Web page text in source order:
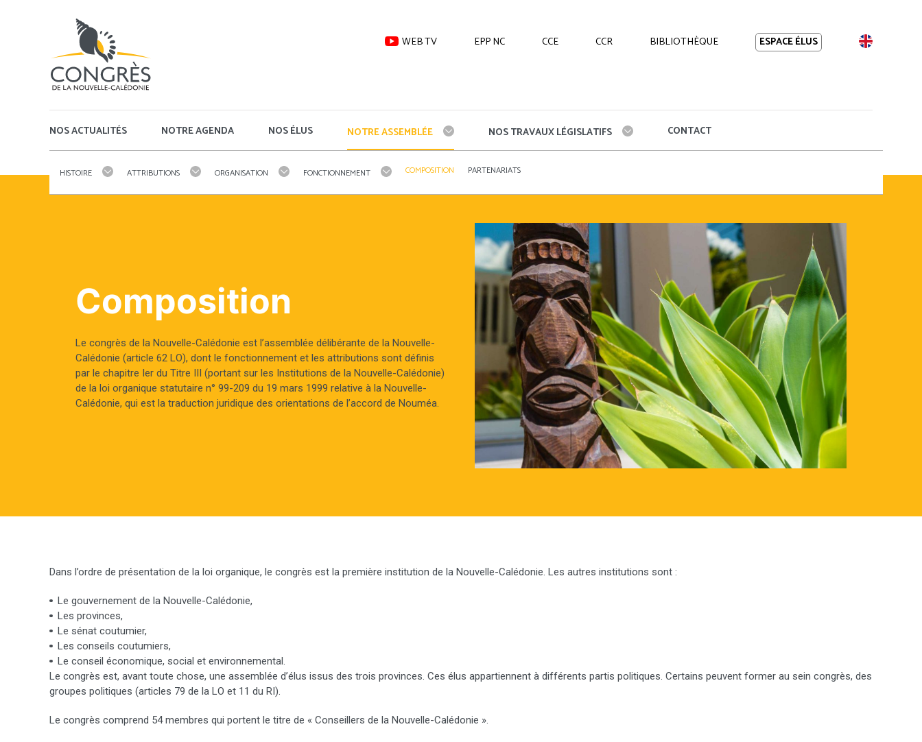
WEB TV EPP NC CCE CCR BIBLIOTHÈQUE ESPACE ÉLUS EN
NOS ACTUALITÉS NOTRE AGENDA NOS ÉLUS NOTRE ASSEMBLÉE
HISTOIRE ATTRIBUTIONS ORGANISATION FONCTIONNEMENT COMPOSITION PARTENARIATS
NOS TRAVAUX LÉGISLATIFS CONTACT
Composition
Le congrès de la Nouvelle-Calédonie est l’assemblée délibérante de la Nouvelle-
Calédonie (article 62 LO), dont le fonctionnement et les attributions sont définis
par le chapitre Ier du Titre III (portant sur les Institutions de la Nouvelle-Calédonie)
de la loi organique statutaire n° 99-209 du 19 mars 1999 relative à la Nouvelle-
Calédonie, qui est la traduction juridique des orientations de l’accord de Nouméa.
Dans l’ordre de présentation de la loi organique, le congrès est la première institution de la Nouvelle-Calédonie. Les autres institutions sont :
Le gouvernement de la Nouvelle-Calédonie,
Les provinces,
Le sénat coutumier,
Les conseils coutumiers,
Le conseil économique, social et environnemental.
Le congrès est, avant toute chose, une assemblée d’élus issus des trois provinces. Ces élus appartiennent à différents partis politiques. Certains peuvent former au sein congrès, des
groupes politiques (articles 79 de la LO et 11 du RI).
Le congrès comprend 54 membres qui portent le titre de « Conseillers de la Nouvelle-Calédonie ».